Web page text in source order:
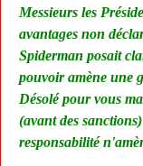
Messieurs les
avantages non
Spiderman posait
pouvoir amène une
Désolé pour vous
(avant des
responsabilité